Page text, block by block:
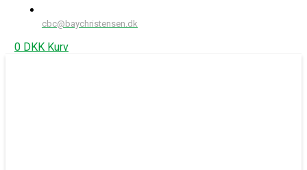
cbc@baychristensen.dk
0 DKK Kurv